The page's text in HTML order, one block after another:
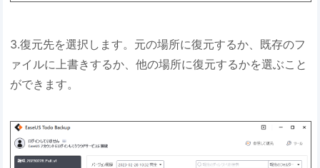
3.復元先を選択します。元の場所に復元するか、既存のフ
ァイルに上書きするか、他の場所に復元するかを選ぶこと
ができます。